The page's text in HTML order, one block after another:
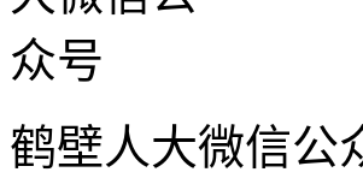
鹤壁人大微信公